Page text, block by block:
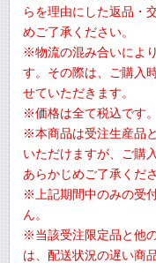
らを理由にした返品・
めご了承ください。
※物流の混み合いによ
す。その際は、ご購入
せていただきます。
※価格は全て税込です。
※本商品は受注生産品
いただけますが、ご購
あらかじめご了承くださ
※上記期間中のみの受
ん。
※当該受注限定品と他
は、配送状況の遅い商